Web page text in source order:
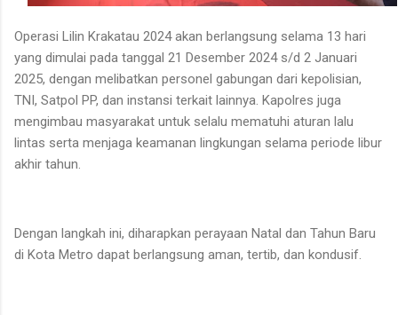
Operasi Lilin Krakatau 2024 akan berlangsung selama 13 hari
yang dimulai pada tanggal 21 Desember 2024 s/d 2 Januari
2025, dengan melibatkan personel gabungan dari kepolisian,
TNI, Satpol PP, dan instansi terkait lainnya. Kapolres juga
mengimbau masyarakat untuk selalu mematuhi aturan lalu
lintas serta menjaga keamanan lingkungan selama periode libur
akhir tahun.
Dengan langkah ini, diharapkan perayaan Natal dan Tahun Baru
di Kota Metro dapat berlangsung aman, tertib, dan kondusif.